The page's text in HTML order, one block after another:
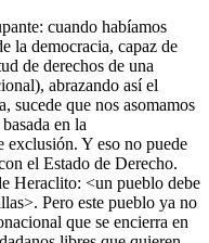
cuando habíamos
la democracia, capaz de
de derechos de una
abrazando así el
sucede que nos asomamos
en la
exclusión. Y eso no puede
el Estado de Derecho.
Heraclito: <un pueblo debe
Pero este pueblo ya no
que se encierra en